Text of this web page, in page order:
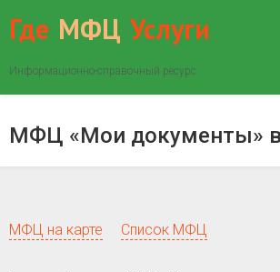
Где МФЦ Услуги
Информационно-справочный ресурс
МФЦ «Мои документы» в
МФЦ на карте Список МФЦ